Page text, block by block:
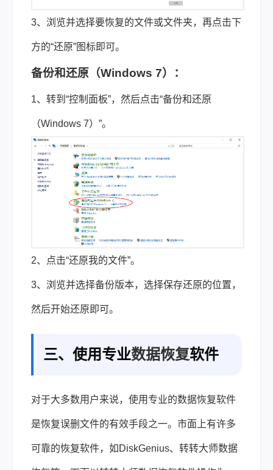
3、浏览并选择要恢复的文件或文件夹，再点击下
方的“还原”图标即可。
备份和还原（Windows 7）：
1、转到“控制面板”，然后点击“备份和还原
（Windows 7）”。
2、点击“还原我的文件”。
3、浏览并选择备份版本，选择保存还原的位置，
然后开始还原即可。
三、使用专业数据恢复软件
对于大多数用户来说，使用专业的数据恢复软件
是恢复误删文件的有效手段之一。市面上有许多
可靠的恢复软件，如DiskGenius、转转大师数据